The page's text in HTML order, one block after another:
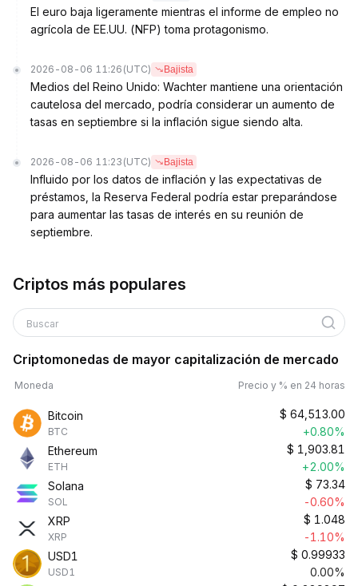
El euro baja ligeramente mientras el informe de empleo no
agrícola de EE.UU. (NFP) toma protagonismo.
2026-08-06 11:26 (UTC) Bajista
Medios del Reino Unido: Wachter mantiene una orientación
cautelosa del mercado, podría considerar un aumento de
tasas en septiembre si la inflación sigue siendo alta.
2026-08-06 11:23 (UTC) Bajista
Influido por los datos de inflación y las expectativas de
préstamos, la Reserva Federal podría estar preparándose
para aumentar las tasas de interés en su reunión de
septiembre.
Criptos más populares
Buscar
Criptomonedas de mayor capitalización de mercado
Moneda Precio y % en 24 horas
Bitcoin
BTC
$ 64,513.00
+0.80%
Ethereum
ETH
$ 1,903.81
+2.00%
Solana
SOL
$ 73.34
-0.60%
XRP
XRP
$ 1.048
-1.10%
USD1
USD1
$ 0.99933
0.00%